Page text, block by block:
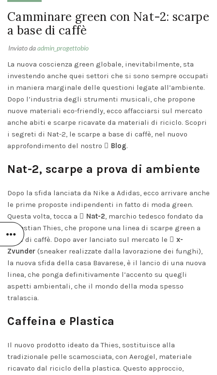
Camminare green con Nat-2: scarpe
a base di caffè
Inviato daadmin_progettobio
La nuova coscienza green globale, inevitabilmente, sta
investendo anche quei settori che si sono sempre occupati
in maniera marginale delle questioni legate all’ambiente.
Dopo l’industria degli strumenti musicali, che propone
nuove materiali eco-friendly, ecco affacciarsi sul mercato
anche abiti e scarpe ricavate da materiali di riciclo. Scopri
i segreti di Nat-2, le scarpe a base di caffè, nel nuovo
approfondimento del nostro
Blog.
Nat-2, scarpe a prova di ambiente
Dopo la sfida lanciata da Nike a Adidas, ecco arrivare anche
le prime proposte indipendenti in fatto di moda green.
Questa volta, tocca a
Nat-2, marchio tedesco fondato da
Sebastian Thies, che propone una linea di scarpe green a
base di caffè. Dopo aver lanciato sul mercato le
x-
Zvunder (sneaker realizzate dalla lavorazione dei funghi),
la nuova sfida della casa Bavarese, è il lancio di una nuova
linea, che ponga definitivamente l’accento su quegli
aspetti ambientali, che il mondo della moda spesso
tralascia.
Caffeina e Plastica
Il nuovo prodotto ideato da Thies, sostituisce alla
tradizionale pelle scamosciata, con Aerogel, materiale
ricavato dal riciclo della plastica. Questo approccio,
6 Marzo
TENDENZE
PER
INTERNI
COLORI E
VERNICI
NATURALI
28
Gennaio
2026 No